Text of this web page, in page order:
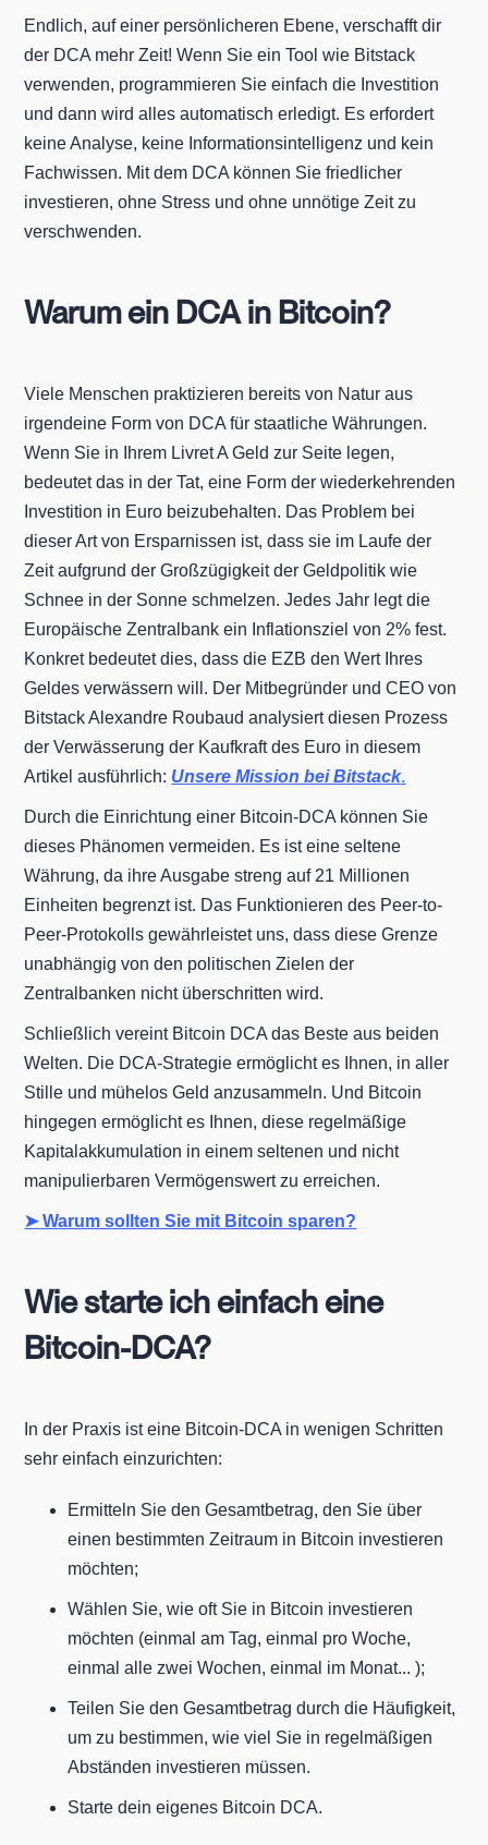
Endlich, auf einer persönlicheren Ebene, verschafft dir
der DCA mehr Zeit! Wenn Sie ein Tool wie Bitstack
verwenden, programmieren Sie einfach die Investition
und dann wird alles automatisch erledigt. Es erfordert
keine Analyse, keine Informationsintelligenz und kein
Fachwissen. Mit dem DCA können Sie friedlicher
investieren, ohne Stress und ohne unnötige Zeit zu
verschwenden.
Warum ein DCA in Bitcoin?
Viele Menschen praktizieren bereits von Natur aus
irgendeine Form von DCA für staatliche Währungen.
Wenn Sie in Ihrem Livret A Geld zur Seite legen,
bedeutet das in der Tat, eine Form der wiederkehrenden
Investition in Euro beizubehalten. Das Problem bei
dieser Art von Ersparnissen ist, dass sie im Laufe der
Zeit aufgrund der Großzügigkeit der Geldpolitik wie
Schnee in der Sonne schmelzen. Jedes Jahr legt die
Europäische Zentralbank ein Inflationsziel von 2% fest.
Konkret bedeutet dies, dass die EZB den Wert Ihres
Geldes verwässern will. Der Mitbegründer und CEO von
Bitstack Alexandre Roubaud analysiert diesen Prozess
der Verwässerung der Kaufkraft des Euro in diesem
Artikel ausführlich: Unsere Mission bei Bitstack.
Durch die Einrichtung einer Bitcoin-DCA können Sie
dieses Phänomen vermeiden. Es ist eine seltene
Währung, da ihre Ausgabe streng auf 21 Millionen
Einheiten begrenzt ist. Das Funktionieren des Peer-to-
Peer-Protokolls gewährleistet uns, dass diese Grenze
unabhängig von den politischen Zielen der
Zentralbanken nicht überschritten wird.
Schließlich vereint Bitcoin DCA das Beste aus beiden
Welten. Die DCA-Strategie ermöglicht es Ihnen, in aller
Stille und mühelos Geld anzusammeln. Und Bitcoin
hingegen ermöglicht es Ihnen, diese regelmäßige
Kapitalakkumulation in einem seltenen und nicht
manipulierbaren Vermögenswert zu erreichen.
➤ Warum sollten Sie mit Bitcoin sparen?
Wie starte ich einfach eine
Bitcoin-DCA?
In der Praxis ist eine Bitcoin-DCA in wenigen Schritten
sehr einfach einzurichten:
Ermitteln Sie den Gesamtbetrag, den Sie über
einen bestimmten Zeitraum in Bitcoin investieren
möchten;
Wählen Sie, wie oft Sie in Bitcoin investieren
möchten (einmal am Tag, einmal pro Woche,
einmal alle zwei Wochen, einmal im Monat... );
Teilen Sie den Gesamtbetrag durch die Häufigkeit,
um zu bestimmen, wie viel Sie in regelmäßigen
Abständen investieren müssen.
Starte dein eigenes Bitcoin DCA.